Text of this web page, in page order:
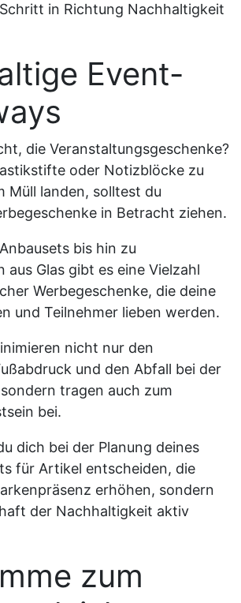
in Richtung Nachhaltigkeit
Event-
die Veranstaltungsgeschenke?
oder Notizblöcke zu
Müll landen, solltest du
in Betracht ziehen.
bis hin zu
aus Glas gibt es eine Vielzahl
Werbegeschenke, die deine
und Teilnehmer lieben werden.
nicht nur den
und den Abfall bei der
tragen auch zum
bei.
dich bei der Planung deines
für Artikel entscheiden, die
erhöhen, sondern
der Nachhaltigkeit aktiv
zum